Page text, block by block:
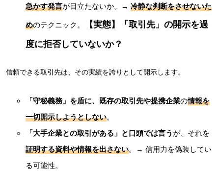
急かす発言が目立たないか。→ 冷静な判断をさせないた
めのテクニック。
【実態】「取引先」の開示を過
度に拒否していないか？
信頼できる取引先は、その実績を誇りとして開示します。
「守秘義務」を盾に、既存の取引先や提携企業の情報を
一切開示しようとしない。
「大手企業との取引がある」と口頭では言う が、それを
証明する資料や情報を出さない。→ 信用力を偽装してい
る可能性。